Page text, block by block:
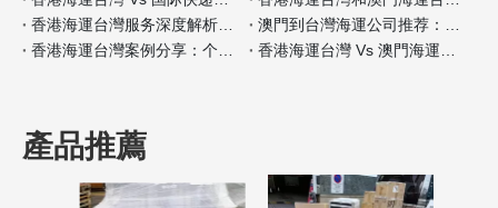
產品推薦